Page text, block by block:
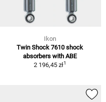
Ikon
Twin Shock 7610 shock
absorbers with ABE
2 196,45 zł1